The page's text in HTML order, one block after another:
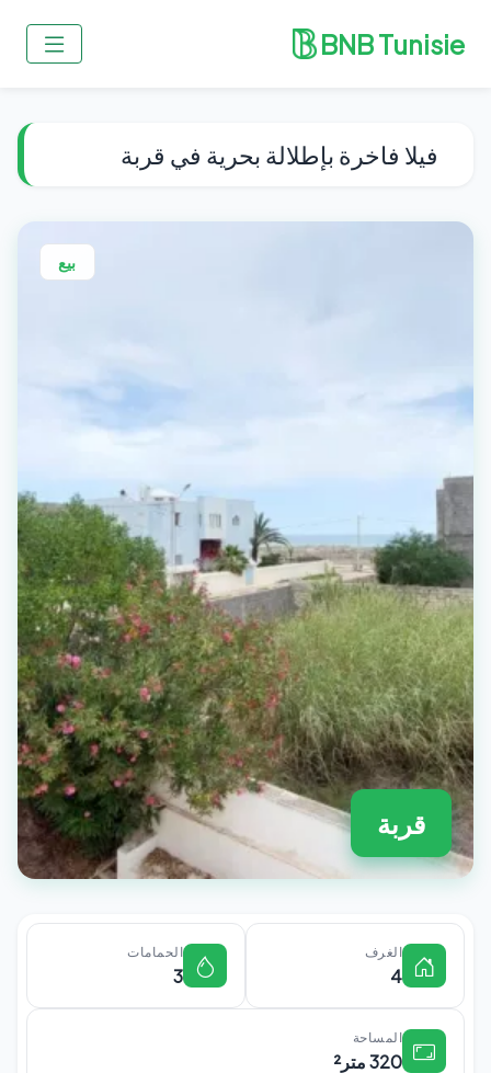
BNB Tunisie
فيلا فاخرة بإطلالة بحرية في قربة
بيع
قربة
الغرف
4
الحمامات
3
المساحة
320 متر²